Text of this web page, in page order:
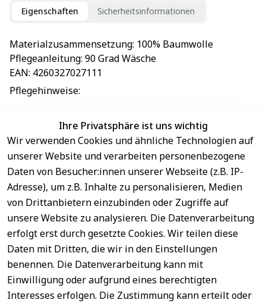
Eigenschaften Sicherheitsinformationen
Materialzusammensetzung: 100% Baumwolle
Pflegeanleitung: 90 Grad Wäsche
EAN: 4260327027111
Pflegehinweise:
EU-Verantwortliche Person - klicken Sie für Details
Ihre Privatsphäre ist uns wichtig
Wir verwenden Cookies und ähnliche Technologien auf
unserer Website und verarbeiten personenbezogene
Daten von Besucher:innen unserer Webseite (z.B. IP-
Adresse), um z.B. Inhalte zu personalisieren, Medien
von Drittanbietern einzubinden oder Zugriffe auf
unsere Website zu analysieren. Die Datenverarbeitung
erfolgt erst durch gesetzte Cookies. Wir teilen diese
Daten mit Dritten, die wir in den Einstellungen
benennen. Die Datenverarbeitung kann mit
Einwilligung oder aufgrund eines berechtigten
Interesses erfolgen. Die Zustimmung kann erteilt oder
Rechtliches
AGB
Service
Kontakt
Sichere
Zahlungsar